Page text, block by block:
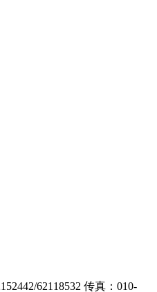
62118532 传真：010-